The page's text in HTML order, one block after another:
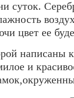
суток.
цвет ее
написаны
и